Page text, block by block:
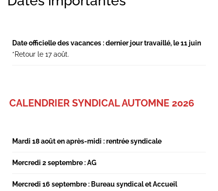
Sidebar
Date officielle des vacances : dernier jour travaillé, le 11 juin
*Retour le 17 août.
CALENDRIER SYNDICAL AUTOMNE 2026
Mardi 18 août en après-midi : rentrée syndicale
Mercredi 2 septembre : AG
Mercredi 16 septembre : Bureau syndical et Accueil